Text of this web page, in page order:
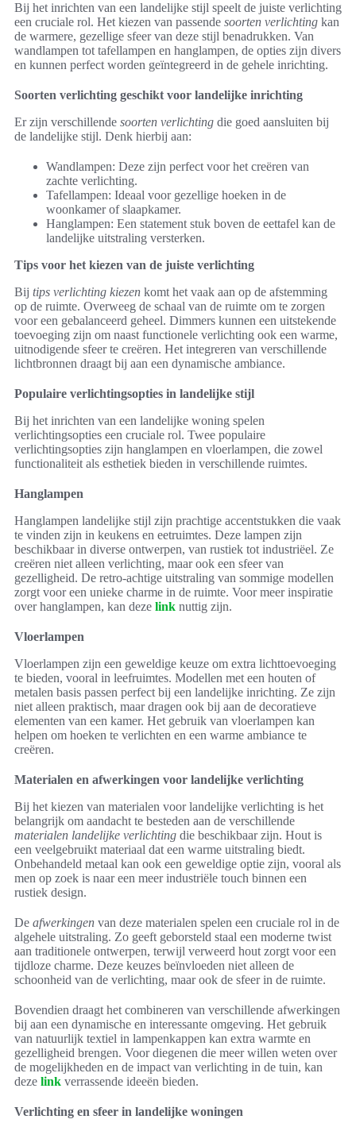
Bij het inrichten van een landelijke stijl speelt de juiste verlichting
een cruciale rol. Het kiezen van passende soorten verlichting kan
de warmere, gezellige sfeer van deze stijl benadrukken. Van
wandlampen tot tafellampen en hanglampen, de opties zijn divers
en kunnen perfect worden geïntegreerd in de gehele inrichting.
Soorten verlichting geschikt voor landelijke inrichting
Er zijn verschillende soorten verlichting die goed aansluiten bij
de landelijke stijl. Denk hierbij aan:
Wandlampen: Deze zijn perfect voor het creëren van
zachte verlichting.
Tafellampen: Ideaal voor gezellige hoeken in de
woonkamer of slaapkamer.
Hanglampen: Een statement stuk boven de eettafel kan de
landelijke uitstraling versterken.
Tips voor het kiezen van de juiste verlichting
Bij tips verlichting kiezen komt het vaak aan op de afstemming
op de ruimte. Overweeg de schaal van de ruimte om te zorgen
voor een gebalanceerd geheel. Dimmers kunnen een uitstekende
toevoeging zijn om naast functionele verlichting ook een warme,
uitnodigende sfeer te creëren. Het integreren van verschillende
lichtbronnen draagt bij aan een dynamische ambiance.
Populaire verlichtingsopties in landelijke stijl
Bij het inrichten van een landelijke woning spelen
verlichtingsopties een cruciale rol. Twee populaire
verlichtingsopties zijn hanglampen en vloerlampen, die zowel
functionaliteit als esthetiek bieden in verschillende ruimtes.
Hanglampen
Hanglampen landelijke stijl zijn prachtige accentstukken die vaak
te vinden zijn in keukens en eetruimtes. Deze lampen zijn
beschikbaar in diverse ontwerpen, van rustiek tot industriëel. Ze
creëren niet alleen verlichting, maar ook een sfeer van
gezelligheid. De retro-achtige uitstraling van sommige modellen
zorgt voor een unieke charme in de ruimte. Voor meer inspiratie
over hanglampen, kan deze link nuttig zijn.
Vloerlampen
Vloerlampen zijn een geweldige keuze om extra lichttoevoeging
te bieden, vooral in leefruimtes. Modellen met een houten of
metalen basis passen perfect bij een landelijke inrichting. Ze zijn
niet alleen praktisch, maar dragen ook bij aan de decoratieve
elementen van een kamer. Het gebruik van vloerlampen kan
helpen om hoeken te verlichten en een warme ambiance te
creëren.
Materialen en afwerkingen voor landelijke verlichting
Bij het kiezen van materialen voor landelijke verlichting is het
belangrijk om aandacht te besteden aan de verschillende
materialen landelijke verlichting die beschikbaar zijn. Hout is
een veelgebruikt materiaal dat een warme uitstraling biedt.
Onbehandeld metaal kan ook een geweldige optie zijn, vooral als
men op zoek is naar een meer industriële touch binnen een
rustiek design.
De afwerkingen van deze materialen spelen een cruciale rol in de
algehele uitstraling. Zo geeft geborsteld staal een moderne twist
aan traditionele ontwerpen, terwijl verweerd hout zorgt voor een
tijdloze charme. Deze keuzes beïnvloeden niet alleen de
schoonheid van de verlichting, maar ook de sfeer in de ruimte.
Bovendien draagt het combineren van verschillende afwerkingen
bij aan een dynamische en interessante omgeving. Het gebruik
van natuurlijk textiel in lampenkappen kan extra warmte en
gezelligheid brengen. Voor diegenen die meer willen weten over
de mogelijkheden en de impact van verlichting in de tuin, kan
deze link verrassende ideeën bieden.
Verlichting en sfeer in landelijke woningen